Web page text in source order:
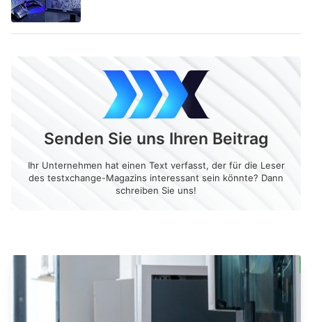
Senden Sie uns Ihren Beitrag
Ihr Unternehmen hat einen Text verfasst, der für die Leser
des testxchange-Magazins interessant sein könnte? Dann
schreiben Sie uns!